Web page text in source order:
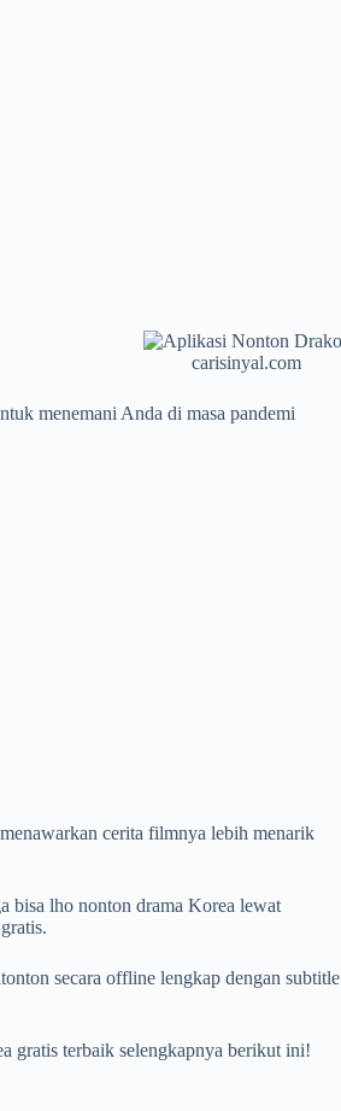
carisinyal.com
menemani Anda di masa pandemi
cerita filmnya lebih menarik
bisa lho nonton drama Korea lewat
secara offline lengkap dengan subtitle
gratis terbaik selengkapnya berikut ini!